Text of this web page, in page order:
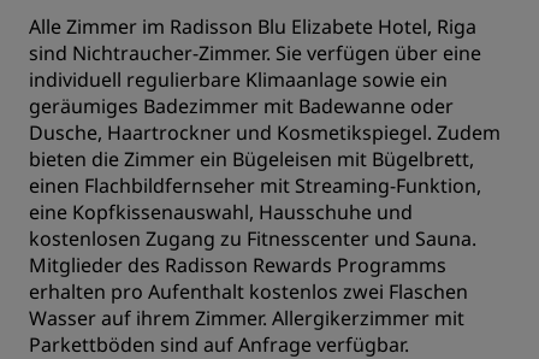
Alle Zimmer im Radisson Blu Elizabete Hotel, Riga
sind Nichtraucher-Zimmer. Sie verfügen über eine
individuell regulierbare Klimaanlage sowie ein
geräumiges Badezimmer mit Badewanne oder
Dusche, Haartrockner und Kosmetikspiegel. Zudem
bieten die Zimmer ein Bügeleisen mit Bügelbrett,
einen Flachbildfernseher mit Streaming-Funktion,
eine Kopfkissenauswahl, Hausschuhe und
kostenlosen Zugang zu Fitnesscenter und Sauna.
Mitglieder des Radisson Rewards Programms
erhalten pro Aufenthalt kostenlos zwei Flaschen
Wasser auf ihrem Zimmer. Allergikerzimmer mit
Parkettböden sind auf Anfrage verfügbar.